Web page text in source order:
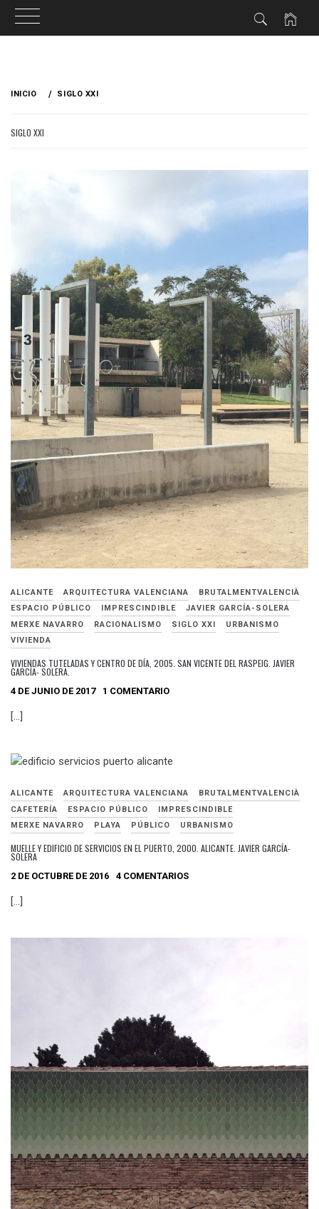
INICIO SIGLO XXI
SIGLO XXI
ALICANTE ARQUITECTURA VALENCIANA
BRUTALMENTVALENCIÀ
ESPACIO PÚBLICO
IMPRESCINDIBLE
JAVIER GARCÍA-SOLERA
MERXE NAVARRO
RACIONALISMO SIGLO XXI
URBANISMO
VIVIENDA
VIVIENDAS TUTELADAS Y CENTRO DE DÍA, 2005. SAN VICENTE DEL RASPEIG. JAVIER
GARCÍA- SOLERA.
4 DE JUNIO DE 2017 1 COMENTARIO
[…]
ALICANTE ARQUITECTURA VALENCIANA
BRUTALMENTVALENCIÀ
CAFETERÍA
ESPACIO PÚBLICO
IMPRESCINDIBLE
MERXE NAVARRO
PLAYA PÚBLICO URBANISMO
MUELLE Y EDIFICIO DE SERVICIOS EN EL PUERTO, 2000. ALICANTE. JAVIER GARCÍA-
SOLERA
2 DE OCTUBRE DE 2016 4 COMENTARIOS
[…]